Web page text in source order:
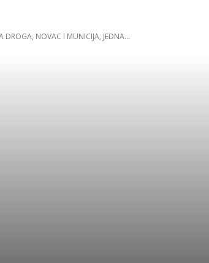
DROGA, NOVAC I MUNICIJA, JEDNA...